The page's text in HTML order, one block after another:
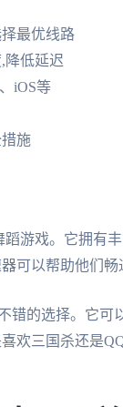
最优线路
降低延迟
iOS等
施
游戏。它拥有
可以帮助他们畅
错的选择。它可
欢三国杀还是